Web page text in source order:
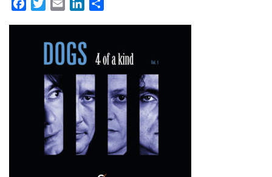
FacebookTwitterEmail LinkedIn